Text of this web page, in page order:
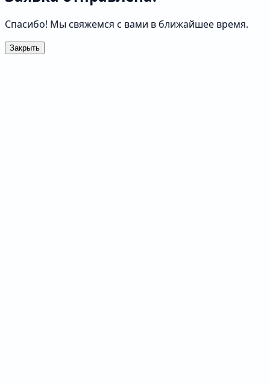
Спасибо! Мы свяжемся с вами в ближайшее время.
Закрыть